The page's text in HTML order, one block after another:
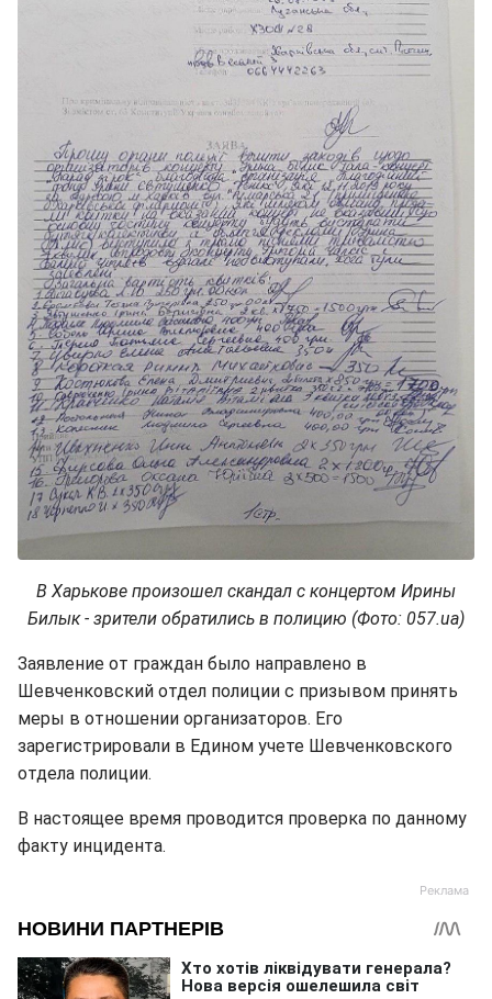
В Харькове произошел скандал с концертом Ирины
Билык - зрители обратились в полицию (Фото: 057.ua)
Заявление от граждан было направлено в
Шевченковский отдел полиции с призывом принять
меры в отношении организаторов. Его
зарегистрировали в Едином учете Шевченковского
отдела полиции.
В настоящее время проводится проверка по данному
факту инцидента.